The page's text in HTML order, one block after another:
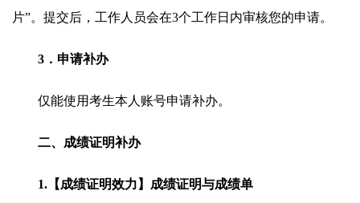
片”。提交后，工作人员会在3个工作日内审核您的申请。
3．申请补办
仅能使用考生本人账号申请补办。
二、成绩证明补办
1.【成绩证明效力】成绩证明与成绩单